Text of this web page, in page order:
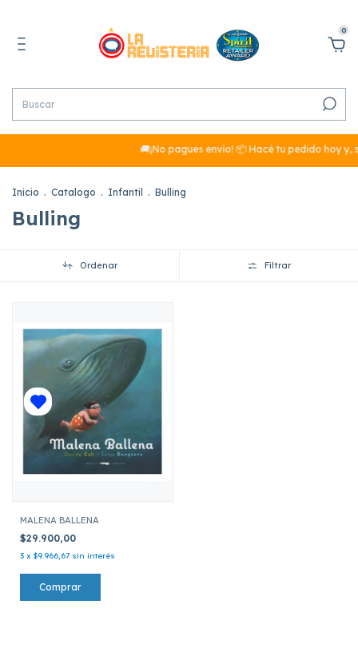
0
🚚¡No pagues envío! 📦 Hacé tu pedido hoy
Inicio . Catalogo . Infantil . Bulling
Bulling
Ordenar Filtrar
MALENA BALLENA
$29.900,00
3 x $9.966,67 sin interés